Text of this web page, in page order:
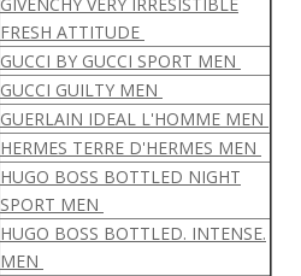
FRESH ATTITUDE
GUCCI BY GUCCI SPORT MEN
GUCCI GUILTY MEN
GUERLAIN IDEAL L'HOMME MEN
HERMES TERRE D'HERMES MEN
HUGO BOSS BOTTLED NIGHT
SPORT MEN
HUGO BOSS BOTTLED. INTENSE.
MEN